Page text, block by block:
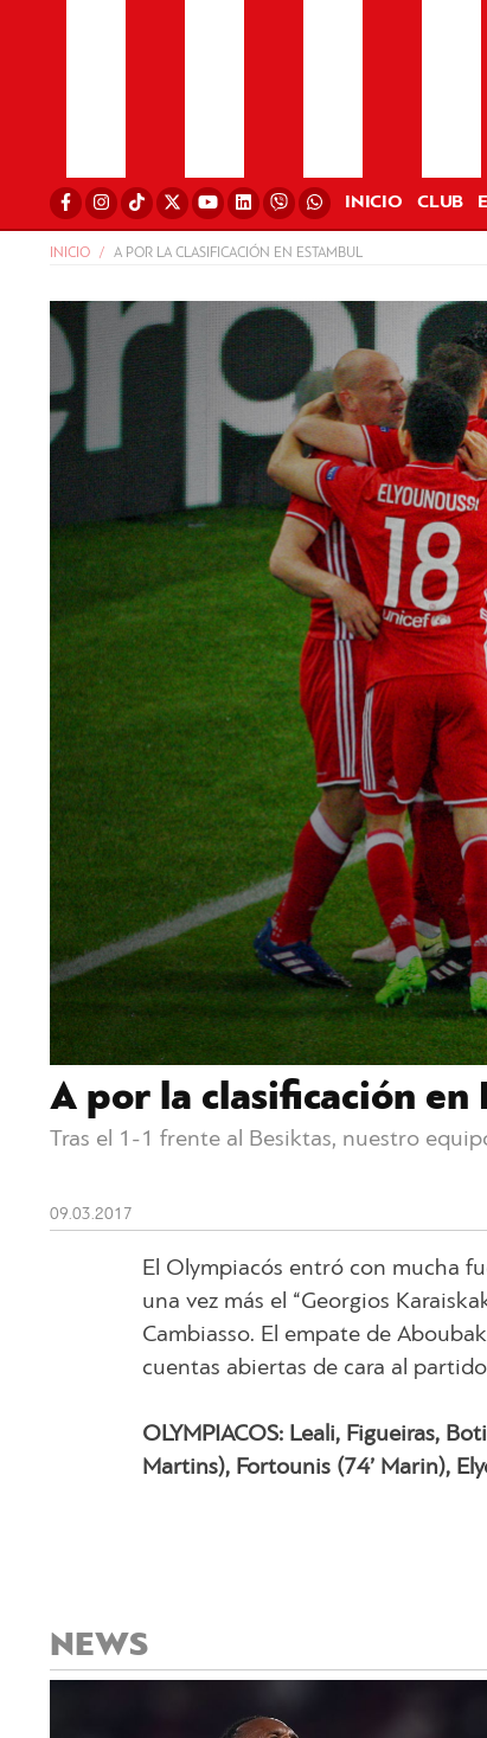
INICIO CLUB
INICIO A POR LA CLASIFICACIÓN EN ESTAMBUL
A por la clasificación en
Tras el 1-1 frente al Besiktas, nuestro
09.03.2017
El Olympiacós entró con mucha
una vez más el “Georgios
Cambiasso. El empate de
cuentas abiertas de cara al
OLYMPIACOS: Leali, Figueiras,
Martins), Fortounis (74’ Marin),
NEWS